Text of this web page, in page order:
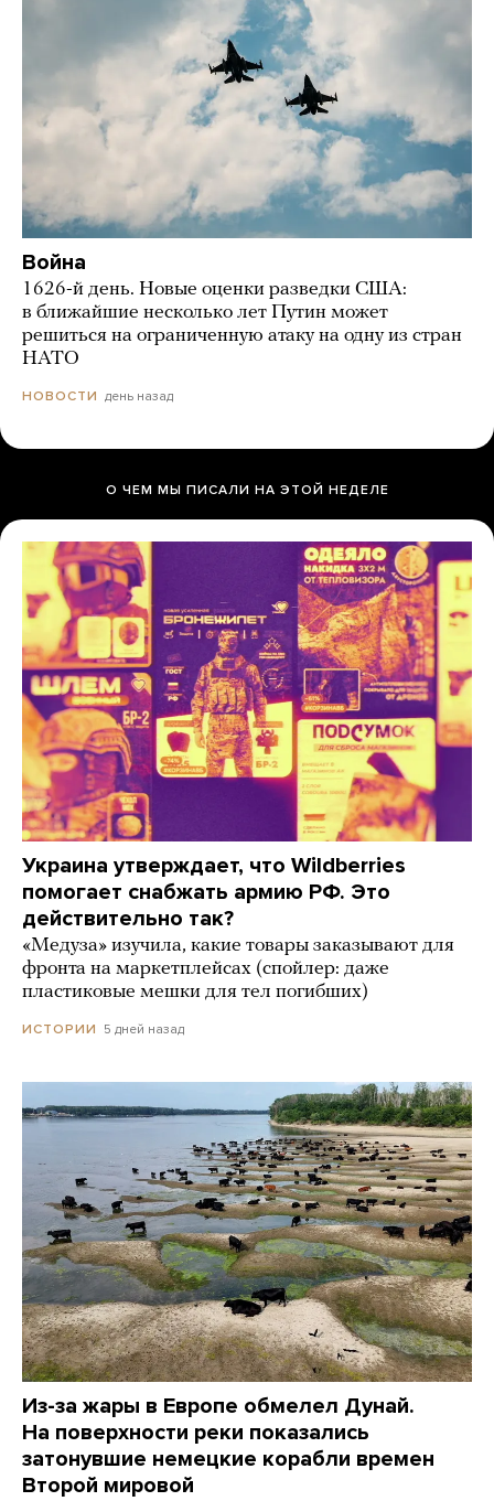
Война
1626-й день. Новые оценки разведки США:
в ближайшие несколько лет Путин может
решиться на ограниченную атаку на одну из стран
НАТО
НОВОСТИ день назад
О ЧЕМ МЫ ПИСАЛИ НА ЭТОЙ НЕДЕЛЕ
Украина утверждает, что Wildberries
помогает снабжать армию РФ. Это
действительно так?
«Медуза» изучила, какие товары заказывают для
фронта на маркетплейсах (спойлер: даже
пластиковые мешки для тел погибших)
ИСТОРИИ 5 дней назад
Из-за жары в Европе обмелел Дунай.
На поверхности реки показались
затонувшие немецкие корабли времен
Второй мировой